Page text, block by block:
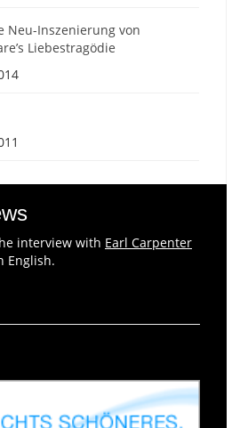
Neu-Inszenierung von
Liebestragödie
interview with Earl Carpenter
English.